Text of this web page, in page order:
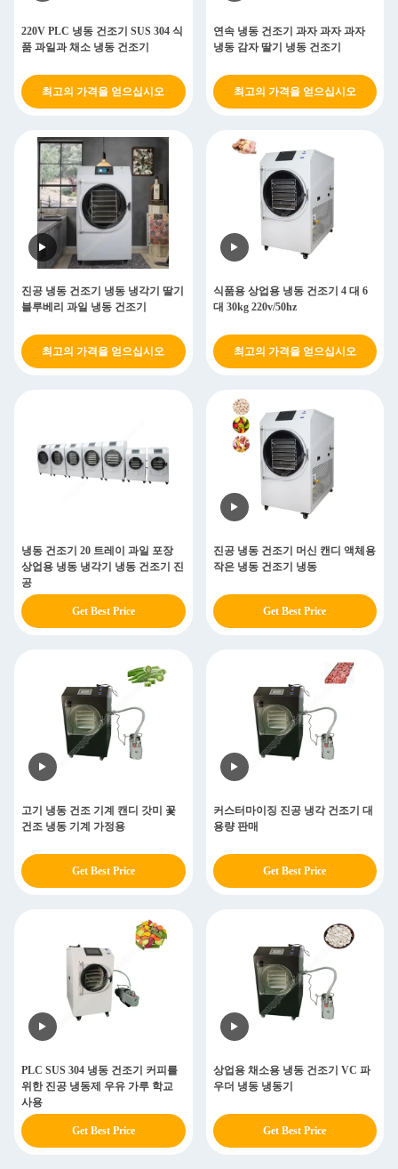
220V PLC 냉동 건조기 SUS 304 식
품 과일과 채소 냉동 건조기
최고의 가격을 얻으십시오
연속 냉동 건조기 과자 과자 과자
냉동 감자 딸기 냉동 건조기
최고의 가격을 얻으십시오
진공 냉동 건조기 냉동 냉각기 딸기
블루베리 과일 냉동 건조기
최고의 가격을 얻으십시오
식품용 상업용 냉동 건조기 4 대 6
대 30kg 220v/50hz
최고의 가격을 얻으십시오
냉동 건조기 20 트레이 과일 포장
상업용 냉동 냉각기 냉동 건조기 진
공
Get Best Price
진공 냉동 건조기 머신 캔디 액체용
작은 냉동 건조기 냉동
Get Best Price
고기 냉동 건조 기계 캔디 갓미 꽃
건조 냉동 기계 가정용
Get Best Price
커스터마이징 진공 냉각 건조기 대
용량 판매
Get Best Price
PLC SUS 304 냉동 건조기 커피를
위한 진공 냉동제 우유 가루 학교
사용
Get Best Price
상업용 채소용 냉동 건조기 VC 파
우더 냉동 냉동기
Get Best Price